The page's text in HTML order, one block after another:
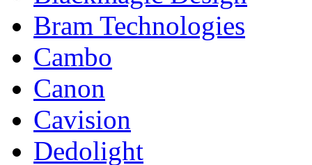
Bram Technologies
Cambo
Canon
Cavision
Dedolight